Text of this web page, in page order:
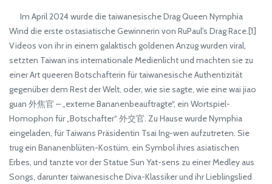
Im April 2024 wurde die taiwanesische Drag Queen Nymphia
Wind die erste ostasiatische Gewinnerin von RuPaul's Drag Race.[1]
Videos von ihr in einem galaktisch goldenen Anzug wurden viral,
setzten Taiwan ins internationale Medienlicht und machten sie zu
einer Art queeren Botschafterin für taiwanesische Authentizität
gegenüber dem Rest der Welt, oder, wie sie sagte, wie eine wai jiao
guan 外焦官 – „externe Bananenbeauftragte“, ein Wortspiel-
Homophon für „Botschafter“ 外交官. Zu Hause wurde Nymphia
eingeladen, für Taiwans Präsidentin Tsai Ing-wen aufzutreten. Sie
trug ein Bananenblüten-Kostüm, ein Symbol ihres asiatischen
Erbes, und tanzte vor der Statue Sun Yat-sens zu einer Medley aus
Songs, darunter taiwanesische Diva-Klassiker und ihr Lieblingslied